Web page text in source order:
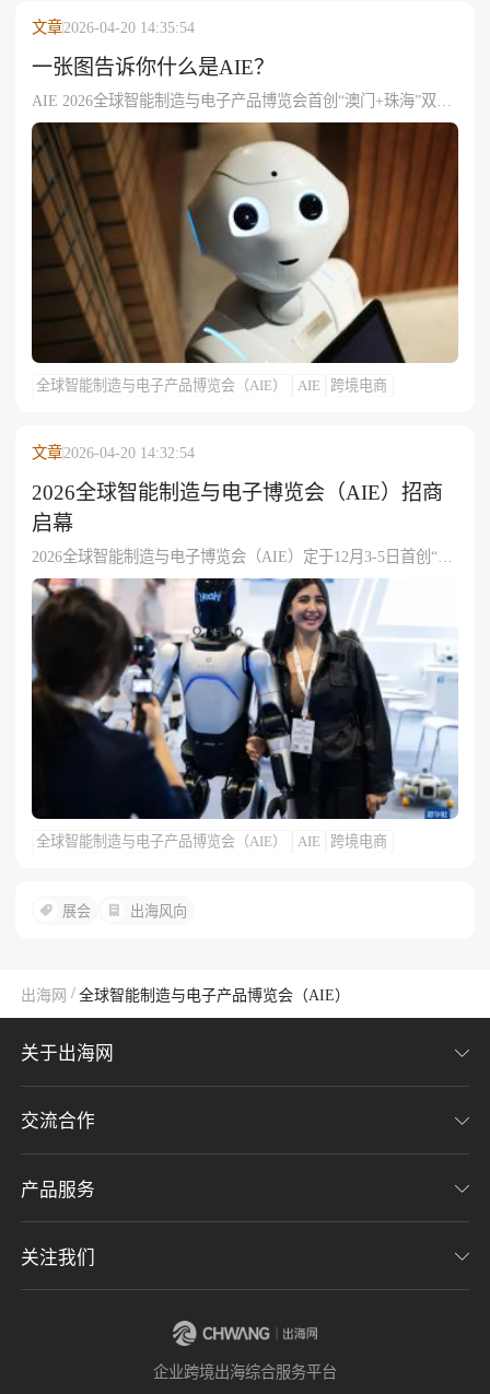
拓展海内外渠道的核心平台。本文基于官方发布信息，为你清
晰梳理参展报名方式、展位费用、政策补贴、展区规划等关键
内容，信息权威、流程明确，方便企业快速参展。一、202
文章2026-04-20 14:35:54
一张图告诉你什么是AIE？
AIE 2026全球智能制造与电子产品博览会首创“澳门+珠海”双城
同期举办模式，总规模6.6万㎡。澳门侧重科技首发与高端体
验，珠海聚焦智能装备及消费电子商贸对接，预计汇聚约1000
家展商及5万专业买家，旨在打造“中国智造首发平台”，为制造
与跨境电商企业提供产业落地及出海资源对接。
全球智能制造与电子产品博览会（AIE） AIE 跨境电商
文章2026-04-20 14:32:54
2026全球智能制造与电子博览会（AIE）招商
启幕
2026全球智能制造与电子博览会（AIE）定于12月3-5日首创“澳
门+珠海”双城同期举办，总规模6.6万㎡。澳门侧重科技首发与
高端体验，珠海聚焦智能装备及消费电子商贸对接，预计汇聚
约1000家展商及5万专业买家。展会旨在打造“中国智造首发平
台”，重点覆盖机器人、智能家居及出行科技，为制造与跨境电
商企业提供产业落地及出海资源对接。
全球智能制造与电子产品博览会（AIE） AIE 跨境电商
展会 出海风向
出海网 / 全球智能制造与电子产品博览会（AIE）
关于出海网
关于我们
加入我们
隐私协议
交流合作
联系我们
意见反馈
产品服务
CHWE全球跨境电商展
关注我们
企业跨境出海综合服务平台